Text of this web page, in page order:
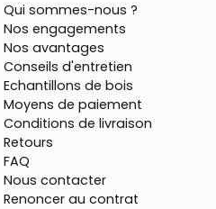
Qui sommes-nous ?
Nos engagements
Nos avantages
Conseils d'entretien
Echantillons de bois
Moyens de paiement
Conditions de livraison
Retours
FAQ
Nous contacter
Renoncer au contrat